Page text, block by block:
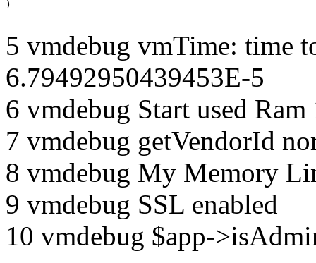
5 vmdebug vmTime: time
6.79492950439453E-5
6 vmdebug Start used
7 vmdebug getVendorId
8 vmdebug My Memory
9 vmdebug SSL enabled
10 vmdebug $app-